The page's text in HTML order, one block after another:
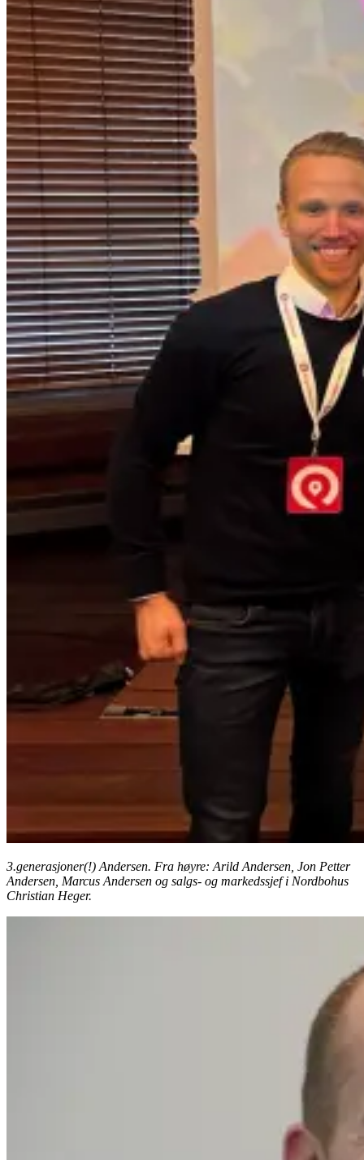
3.generasjoner(!) Andersen. Fra høyre: Arild Andersen, Jon Petter
Andersen, Marcus Andersen og salgs- og markedssjef i Nordbohus
Christian Heger.